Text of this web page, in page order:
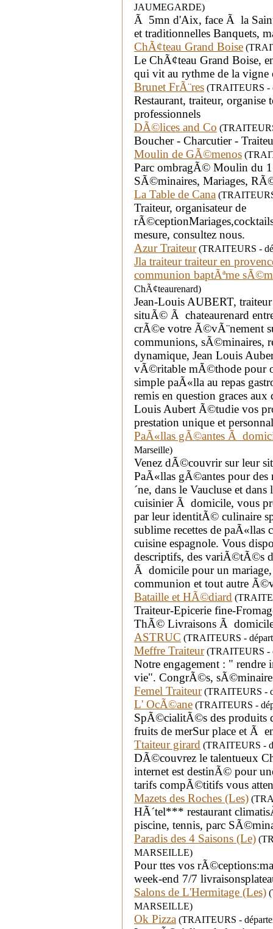
JAUMEGARDE)
Ã 5mn d'Aix, face Ã la
et traditionnelles Banquets,
ChÃ¢teau Grand Boise
Le ChÃ¢teau Grand Boise,
qui vit au rythme de la
Brunet FrÃ¨res (TRAITEURS -
Restaurant, traiteur,
professionnels
DÃ©lices and Co
Boucher - Charcutier -
Moulin de GÃ©menos
Parc ombragÃ© Moulin du
SÃ©minaires, Mariages,
La Table de Cana
Traiteur, organisateur de
mesure, consultez nous.
Azur Traiteur(TRAITEURS -
Jla traiteur traiteur en
communion baptÃªme
ChÃ¢teaurenard)
Jean-Louis AUBERT,
situÃ© Ã chateaurenard
crÃ©e votre Ã©vÃ¨nement
communions, sÃ©minaires,
dynamique, Jean Louis
vÃ©ritable mÃ©thode pour
simple paÃ«lla au repas
remis en question graces
Louis Aubert Ã©tudie vos
prestation unique et
PaÃ«llas gÃ©antes Ã
Marseille)
Venez dÃ©couvrir sur leur
PaÃ«llas gÃ©antes pour
´ne, dans le Vaucluse et
cuisinier Ã domicile, vous
par leur identitÃ© culinaire
sublime recettes de paÃ«llas
cuisine espagnole. Vous
descriptifs, des variÃ©tÃ©s
Ã domicile pour un mariage,
communion et tout autre
Bataille et HÃ©diard
Traiteur-Epicerie fine-
ThÃ© Livraisons Ã
ASTRUC (TRAITEURS -
Meffre Traiteur(TRAITEURS -
Notre engagement : "
vie". CongrÃ©s,
Femel Traiteur(TRAITEURS -
L' OcÃ©ane (TRAITEURS -
SpÃ©cialitÃ©s des produits
fruits de merSur place et Ã
Ttaiteur girard (TRAITEURS -
DÃ©couvrez le talentueux
internet est destinÃ© pour
tarifs compÃ©titifs vous
Mazets des Roches (Les)
HÃ´tel*** restaurant
piscine, tennis, parc
Paradis des 4 Saisons (Le)
MARSEILLE)
Pour ttes vos
week-end 7/7
Salons de L'Hermitage (Les)
MARSEILLE)
Ok Pizza (TRAITEURS -